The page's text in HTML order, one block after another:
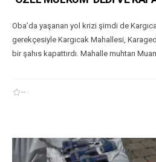
Oba’da yaşanan yol krizi şimdi de
gerekçesiyle Kargıcak Mahallesi,
bir şahıs kapattırdı. Mahalle muhtarı
--